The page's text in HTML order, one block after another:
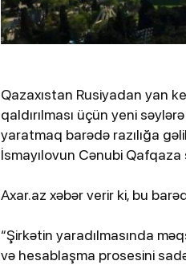
Qazaxıstan Rusiyadan yan
qaldırılması üçün yeni
yaratmaq barədə razılığa
İsmayılovun Cənubi
Axar.az xəbər verir ki, bu
“Şirkətin yaradılmasında
və hesablaşma prosesini